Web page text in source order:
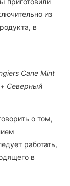
из
в
Cane Mint
+ Северный
о том,
работать,
в